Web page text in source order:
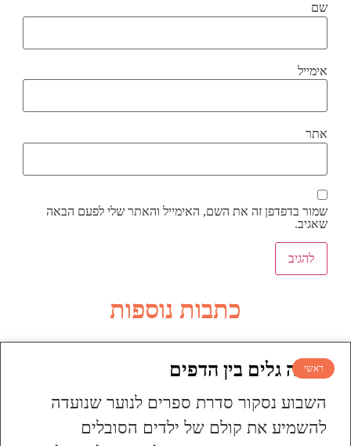
שם
אימייל
אתר
שמור בדפדפן זה את השם, האימייל והאתר שלי לפעם הבאה
שאגיב.
כתבות נוספות
ראשי
עושה גלים בין הדפים
השבוע נסקור סדרת ספרים לנוער שנועדה
להשמיע את קולם של ילדים הסובלים